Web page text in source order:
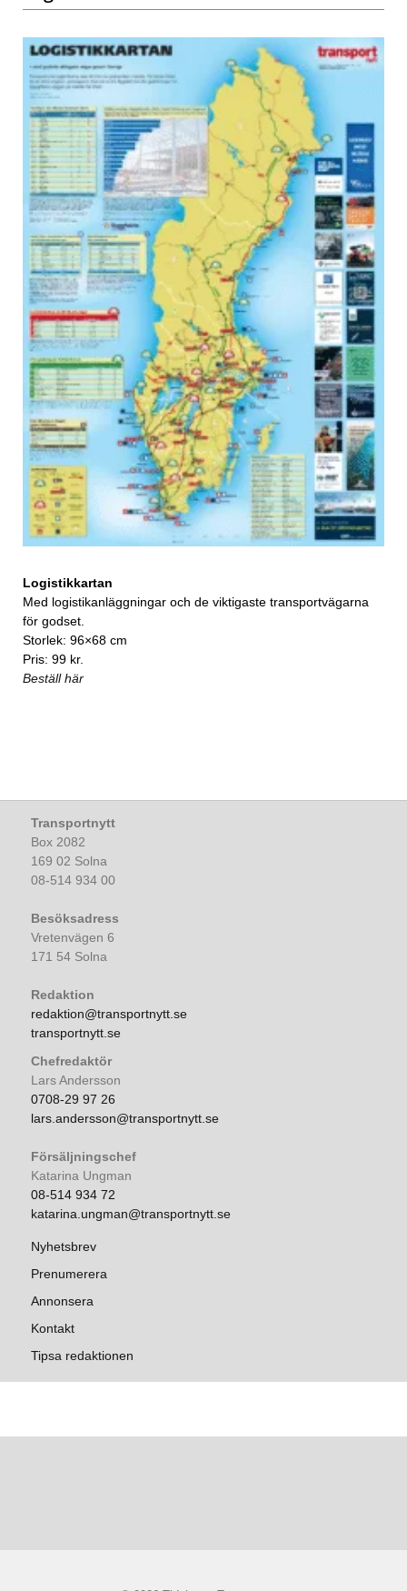
Logistikkartan
Med logistikanläggningar och de viktigaste transportvägarna
för godset.
Storlek: 96×68 cm
Pris: 99 kr.
Beställ här
Transportnytt
Box 2082
169 02 Solna
08-514 934 00
Besöksadress
Vretenvägen 6
171 54 Solna
Redaktion
redaktion@transportnytt.se
transportnytt.se
Chefredaktör
Lars Andersson
0708-29 97 26
lars.andersson@transportnytt.se
Försäljningschef
Katarina Ungman
08-514 934 72
katarina.ungman@transportnytt.se
Nyhetsbrev
Prenumerera
Annonsera
Kontakt
Tipsa redaktionen